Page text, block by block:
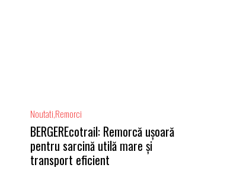
Noutati Remorci
BERGEREcotrail: Remorcă ușoară
pentru sarcină utilă mare și
transport eficient